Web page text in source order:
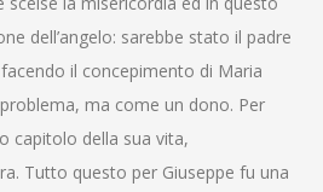
dell’angelo: sarebbe stato il padre
il concepimento di Maria
ma come un dono. Per
capitolo della sua vita,
Tutto questo per Giuseppe fu una